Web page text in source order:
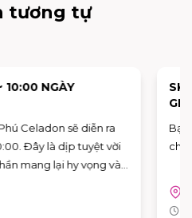
tương tự
TRẢI NGHIỆM KHÔNG
THƯƠNG MẾN"
những bức họa của Van Gogh